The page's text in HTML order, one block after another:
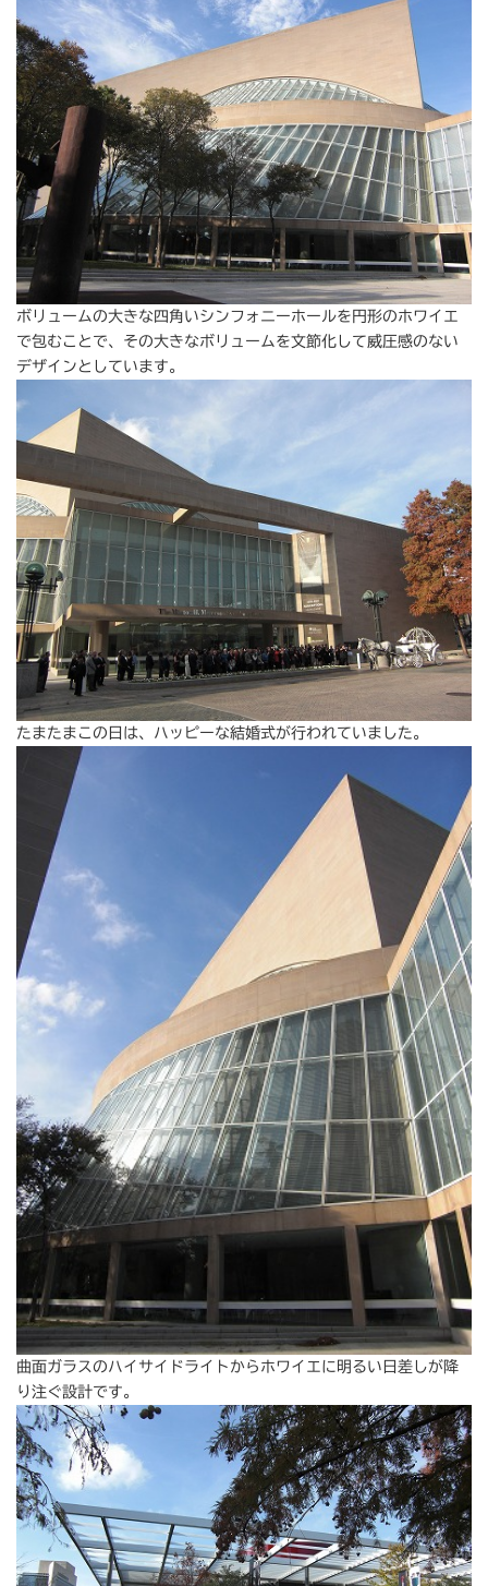
ボリュームの大きな四角いシンフォニーホールを円形のホワイエ
で包むことで、その大きなボリュームを文節化して威圧感のない
デザインとしています。
たまたまこの日は、ハッピーな結婚式が行われていました。
曲面ガラスのハイサイドライトからホワイエに明るい日差しが降
り注ぐ設計です。